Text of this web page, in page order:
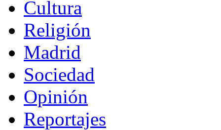
Cultura
Religión
Madrid
Sociedad
Opinión
Reportajes